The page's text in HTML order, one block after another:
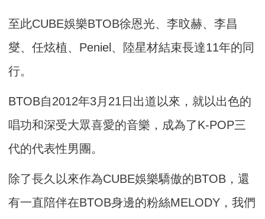
至此CUBE娛樂BTOB徐恩光、李旼赫、李昌
燮、任炫植、Peniel、陸星材結束長達11年的同
行。
BTOB自2012年3月21日出道以來，就以出色的
唱功和深受大眾喜愛的音樂，成為了K-POP三
代的代表性男團。
除了長久以來作為CUBE娛樂驕傲的BTOB，還
有一直陪伴在BTOB身邊的粉絲MELODY，我們